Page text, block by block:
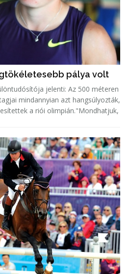
pálya volt
jelenti: Az 500 méteren
mindannyian azt hangsúlyozták,
a riói olimpián."Mondhatjuk,